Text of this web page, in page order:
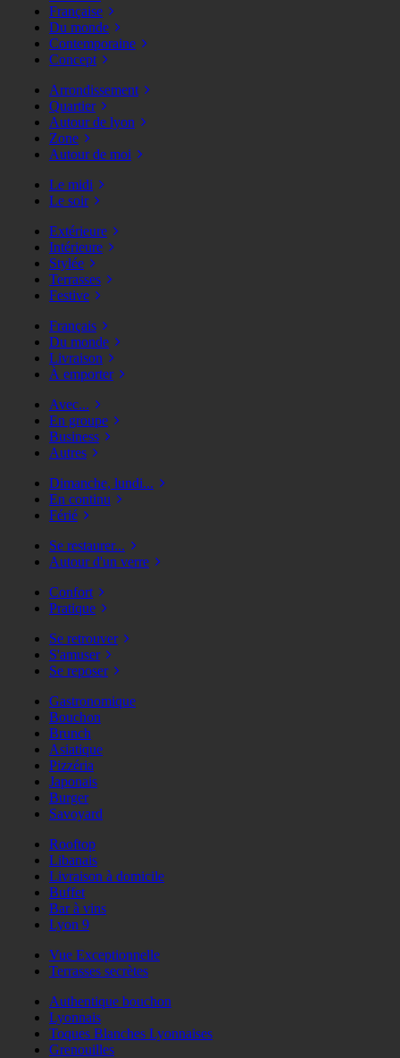
Française
Du monde
Contemporaine
Concept
Arrondissement
Quartier
Autour de lyon
Zone
Autour de moi
Le midi
Le soir
Extérieure
Intérieure
Stylée
Terrasses
Festive
Français
Du monde
Livraison
À emporter
Avec...
En groupe
Business
Autres
Dimanche, lundi...
En continu
Férié
Se restaurer...
Autour d'un verre
Confort
Pratique
Se retrouver
S'amuser
Se reposer
Gastronomique
Bouchon
Brunch
Asiatique
Pizzéria
Japonais
Burger
Savoyard
Rooftop
Libanais
Livraison à domicile
Buffet
Bar à vins
Lyon 9
Vue Exceptionnelle
Terrasses secrètes
Authentique bouchon
Lyonnais
Toques Blanches Lyonnaises
Grenouilles